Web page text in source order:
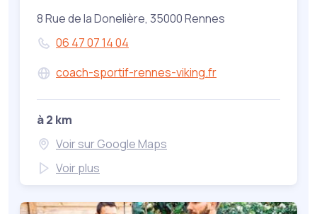
8 Rue de la Donelière, 35000 Rennes
06 47 07 14 04
coach-sportif-rennes-viking.fr
à 2 km
Voir sur Google Maps
Voir plus